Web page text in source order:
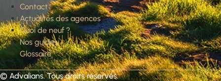
Contact
Actualités des agences
Quoi de neuf ?
Nos guides
Glossaire
© Advalians. Tous droits réservés.